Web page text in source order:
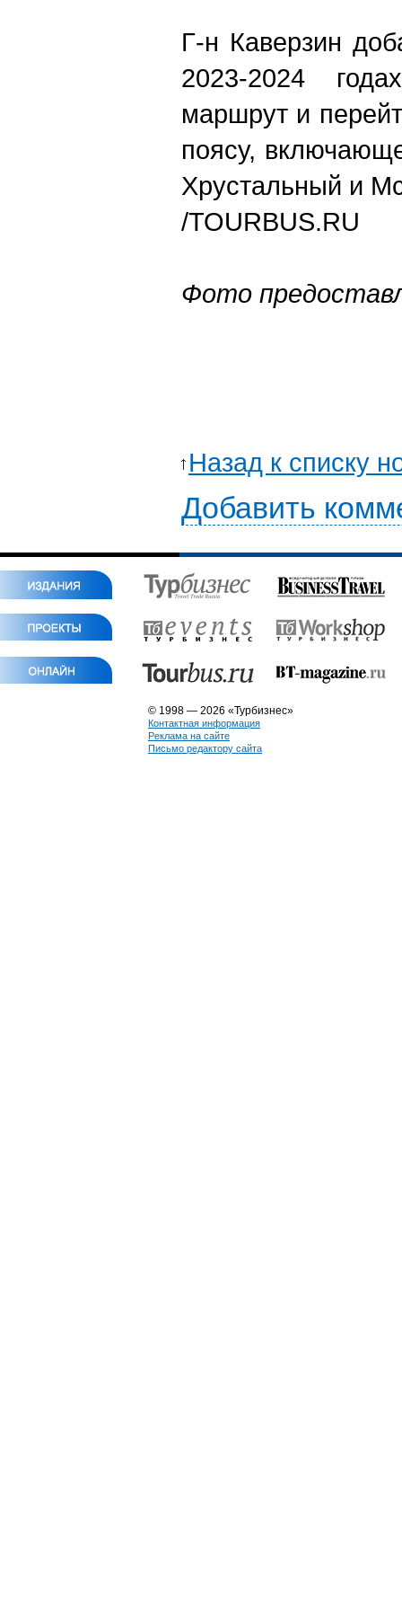
Г-н Каверзин
2023-2024
маршрут и
поясу,
Хрустальный и
/TOURBUS.RU
Фото
Назад к списку
Добавить
© 1998 — 2026 «Турбизнес»
Контактная информация
Реклама на сайте
Письмо редактору сайта